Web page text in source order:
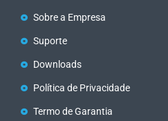
Sobre a Empresa
Suporte
Downloads
Política de Privacidade
Termo de Garantia